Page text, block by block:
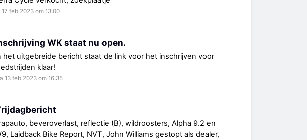
17 feb 2023 om 13:00
WK staat nu open.
het uitgebreide bericht staat de link voor het inschrijven voor
klaar!
13 feb 2023 om 16:35
beveroverlast, reflectie (B), wildroosters, Alpha 9.2 en
Laidback Bike Report, NVT, John Williams gestopt als dealer,